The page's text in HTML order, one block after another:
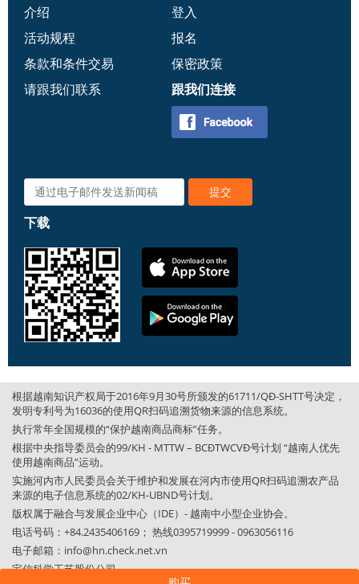
介绍
活动规程
条款和条件交易
请跟我们联系
登入
报名
保密政策
跟我们连接
下载
根据越南知识产权局于2016年9月30号所颁发的61711/QĐ-SHTT号决定，
发明专利号为16036的使用QR扫码追溯货物来源的信息系统。
执行常年全国规模的“保护越南商品商标”任务。
根据中央指导委员会的99/KH - MTTW – BCĐTWCVĐ号计划 “越南人优先
使用越南商品”运动。
实施河内市人民委员会关于维护和发展在河内市使用QR扫码追溯农产品
来源的电子信息系统的02/KH-UBND号计划。
版权属于融合与发展企业中心（IDE）- 越南中小型企业协会。
电话号码：+84.2435406169； 热线0395719999 - 0963056116
电子邮箱： info@hn.check.net.vn
宝信科学工艺股份公司